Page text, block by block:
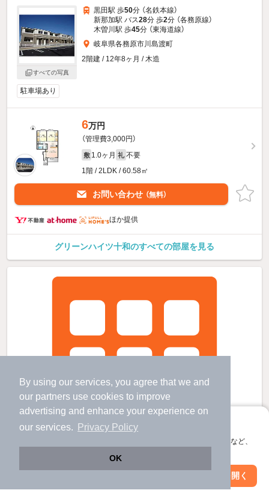
By using our services, you agree that we and
our partners use cookies to improve
advertising and enhance your experience on
our services.
Privacy Policy
OK
アプリに切り替えて、サクサクお部屋探し
会員登録なしですぐ使える。マップ検索やお気に入り保存など、
アプリを開く
すべての写真
黒田駅 歩50分 （名鉄本線）
新那加駅 バス28分 歩2分 （各務原線）
木曽川駅 歩45分 （東海道線）
岐阜県各務原市川島渡町
2階建 / 12年8ヶ月 / 木造
駐車場あり
6万円
（管理費3,000円）
敷 1.0ヶ月 礼 不要
1階 / 2LDK / 60.58㎡
お問い合わせ （無料）
ほか提供
グリーンハイツ十和のすべての部屋を見る
絞り込み条件を変更